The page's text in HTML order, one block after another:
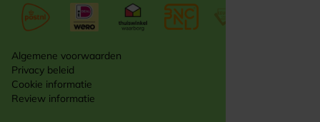
Algemene voorwaarden
Privacy beleid
Cookie informatie
Review informatie